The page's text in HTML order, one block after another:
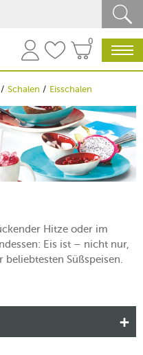
0
Schalen Eisschalen
Hitze oder im
Eis ist – nicht nur,
Süßspeisen.
wie im Eiscafé